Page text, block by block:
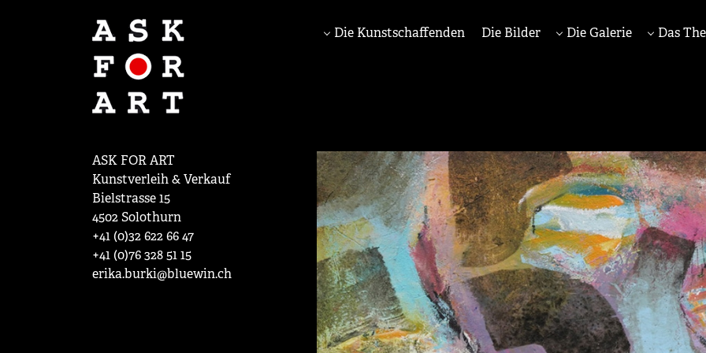
Die Kunstschaffenden Die Bilder Die Galerie Das
ASK FOR ART
Kunstverleih & Verkauf
Bielstrasse 15
4502 Solothurn
+41 (0)32 622 66 47
+41 (0)76 328 51 15
erika.burki@bluewin.ch